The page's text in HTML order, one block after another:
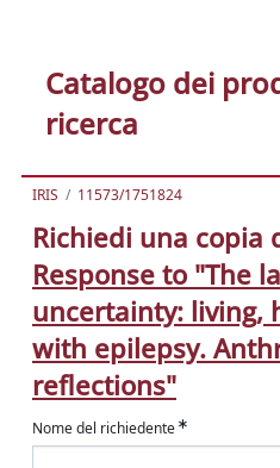
Catalogo dei
ricerca
IRIS 11573/1751824
Richiedi una copia
Response to "The
uncertainty: living,
with epilepsy.
reflections"
Nome del richiedente